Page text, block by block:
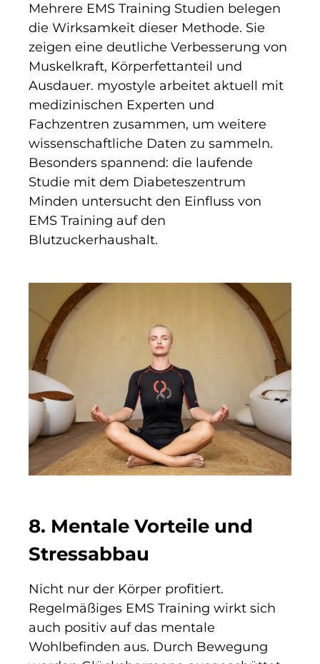
Mehrere EMS Training Studien belegen
die Wirksamkeit dieser Methode. Sie
zeigen eine deutliche Verbesserung von
Muskelkraft, Körperfettanteil und
Ausdauer. myostyle arbeitet aktuell mit
medizinischen Experten und
Fachzentren zusammen, um weitere
wissenschaftliche Daten zu sammeln.
Besonders spannend: die laufende
Studie mit dem Diabeteszentrum
Minden untersucht den Einfluss von
EMS Training auf den
Blutzuckerhaushalt.
8. Mentale Vorteile und
Stressabbau
Nicht nur der Körper profitiert.
Regelmäßiges EMS Training wirkt sich
auch positiv auf das mentale
Wohlbefinden aus. Durch Bewegung